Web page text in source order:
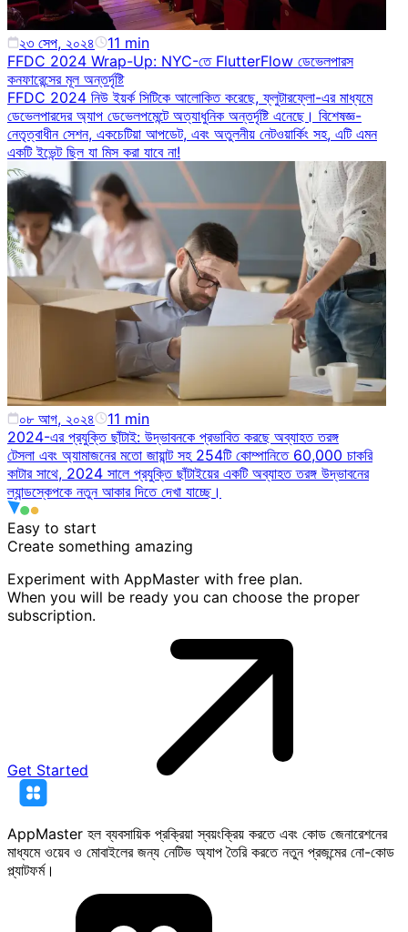
২৩ সেপ, ২০২৪ 11 min
FFDC 2024 Wrap-Up: NYC-তে FlutterFlow ডেভেলপারস
কনফারেন্সের মূল অন্তর্দৃষ্টি
FFDC 2024 নিউ ইয়র্ক সিটিকে আলোকিত করেছে, ফ্লুটারফ্লো-এর মাধ্যমে
ডেভেলপারদের অ্যাপ ডেভেলপমেন্টে অত্যাধুনিক অন্তর্দৃষ্টি এনেছে। বিশেষজ্ঞ-
নেতৃত্বাধীন সেশন, একচেটিয়া আপডেট, এবং অতুলনীয় নেটওয়ার্কিং সহ, এটি এমন
একটি ইভেন্ট ছিল যা মিস করা যাবে না!
০৮ আগ, ২০২৪ 11 min
2024-এর প্রযুক্তি ছাঁটাই: উদ্ভাবনকে প্রভাবিত করছে অব্যাহত তরঙ্গ
টেসলা এবং অ্যামাজনের মতো জায়ান্ট সহ 254টি কোম্পানিতে 60,000 চাকরি
কাটার সাথে, 2024 সালে প্রযুক্তি ছাঁটাইয়ের একটি অব্যাহত তরঙ্গ উদ্ভাবনের
ল্যান্ডস্কেপকে নতুন আকার দিতে দেখা যাচ্ছে।
Easy to start
Create something amazing
Experiment with AppMaster with free plan.
When you will be ready you can choose the proper
subscription.
Get Started
AppMaster হল ব্যবসায়িক প্রক্রিয়া স্বয়ংক্রিয় করতে এবং কোড জেনারেশনের
মাধ্যমে ওয়েব ও মোবাইলের জন্য নেটিভ অ্যাপ তৈরি করতে নতুন প্রজন্মের নো-কোড
প্ল্যাটফর্ম।